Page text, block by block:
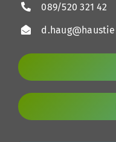
089/520 321 42